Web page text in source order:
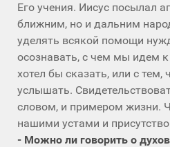
Его учения. Иисус посылал
ближним, но и дальним
уделять всякой помощи
осознавать, с чем мы идем
хотел бы сказать, или с тем,
услышать.
словом, и примером жизни.
нашими устами и
- Можно ли говорить о